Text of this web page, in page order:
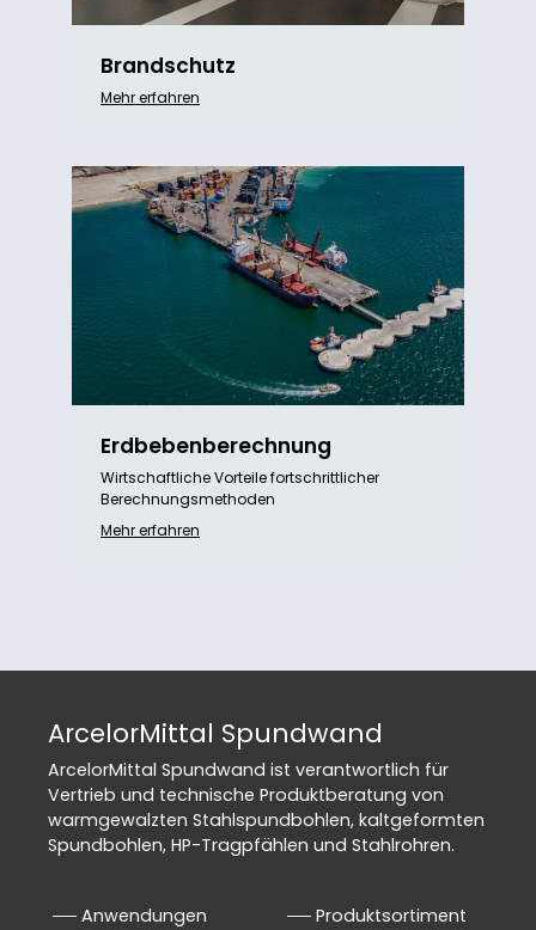
Brandschutz
Mehr erfahren
Erdbebenberechnung
Wirtschaftliche Vorteile fortschrittlicher
Berechnungsmethoden
Mehr erfahren
ArcelorMittal Spundwand
ArcelorMittal Spundwand ist verantwortlich für
Vertrieb und technische Produktberatung von
warmgewalzten Stahlspundbohlen, kaltgeformten
Spundbohlen, HP-Tragpfählen und Stahlrohren.
Anwendungen
Produktsortiment